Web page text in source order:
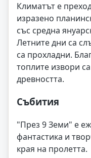
Климатът е
изразено
със средна
Летните дни са
са прохладни.
топлите извори
древността.
Събития
"През 9 Земи" е
фантастика и
края на пролетта.